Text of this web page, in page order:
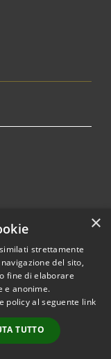
© 2026 • Comune di
Nicolò d'Arcidano •
byMunicipium •
redazione
×
strettamente
del sito,
fine di elaborare
e anonime.
policy al seguente link
TUTTO